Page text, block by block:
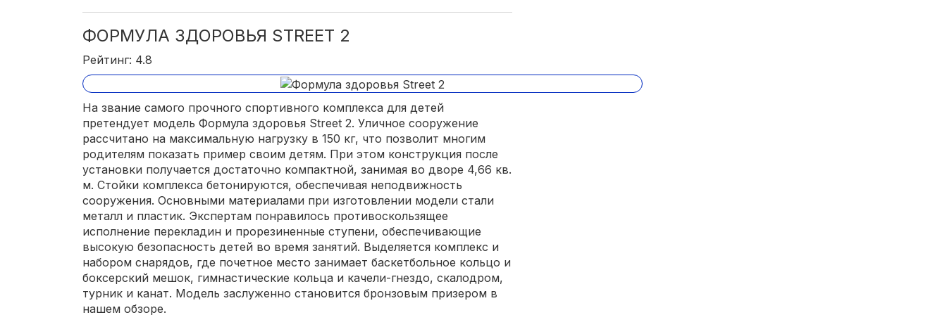
ФОРМУЛА ЗДОРОВЬЯ STREET 2
Рейтинг: 4.8
На звание самого прочного спортивного комплекса для детей
претендует модель Формула здоровья Street 2. Уличное сооружение
рассчитано на максимальную нагрузку в 150 кг, что позволит многим
родителям показать пример своим детям. При этом конструкция после
установки получается достаточно компактной, занимая во дворе 4,66 кв.
м. Стойки комплекса бетонируются, обеспечивая неподвижность
сооружения. Основными материалами при изготовлении модели стали
металл и пластик. Экспертам понравилось противоскользящее
исполнение перекладин и прорезиненные ступени, обеспечивающие
высокую безопасность детей во время занятий. Выделяется комплекс и
набором снарядов, где почетное место занимает баскетбольное кольцо и
боксерский мешок, гимнастические кольца и качели-гнездо, скалодром,
турник и канат. Модель заслуженно становится бронзовым призером в
нашем обзоре.